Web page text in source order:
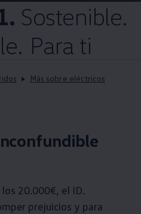
Sostenible.
Para ti
Más sobre eléctricos
los 20.000€, el ID.
prejuicios y para